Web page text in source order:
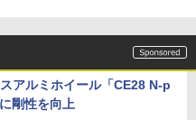
アルミホイール「CE28 N-p
剛性を向上